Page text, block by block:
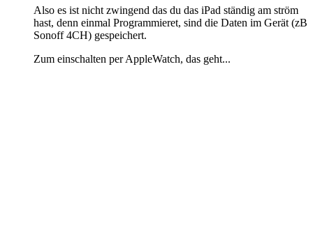
Also es ist nicht zwingend das du das iPad ständig am ström
hast, denn einmal Programmieret, sind die Daten im Gerät (zB
Sonoff 4CH) gespeichert.
Zum einschalten per AppleWatch, das geht...